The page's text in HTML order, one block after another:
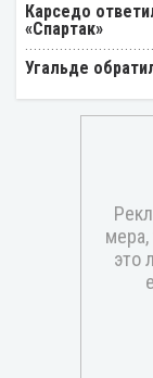
Карседо
«Спартак»
Угальде